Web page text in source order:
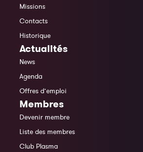
Missions
Contacts
Historique
Actualités
News
Agenda
Offres d’emploi
Membres
Devenir membre
Liste des membres
Club Plasma